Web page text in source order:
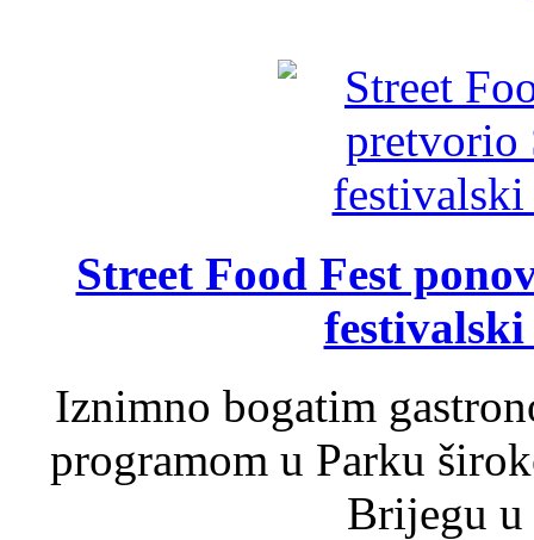
Street Food Fest
Iznimno bogatim
programom u Parku
Brijegu u